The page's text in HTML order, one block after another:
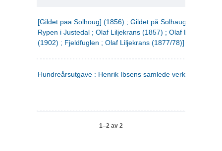
[Gildet paa Solhoug] (1856) ; Gildet på Solhaug (1883) ;
Rypen i Justedal ; Olaf Liljekrans (1857) ; Olaf Liljekrans
(1902) ; Fjeldfuglen ; Olaf Liljekrans (1877/78)]
Hundreårsutgave : Henrik Ibsens samlede verker. 3
1–2 av 2